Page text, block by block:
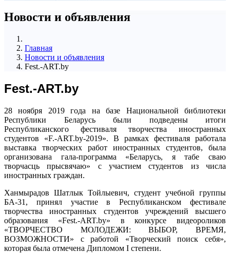
Новости и объявления
Главная
Новости и объявления
Fеst.-ART.bу
Fеst.-ART.bу
28 ноября 2019 года на базе Национальной библиотеки
Республики Беларусь были подведены итоги
Республиканского фестиваля творчества иностранных
студентов «F.-ART.by-2019». В рамках фестиваля работала
выставка творческих работ иностранных студентов, была
организована гала-программа «Беларусь, я табе сваю
творчасць прысвячаю» с участием студентов из числа
иностранных граждан.
Ханмырадов Шатлык Тойлыевич, студент учебной группы
БА-31, принял участие в Республиканском фестивале
творчества иностранных студентов учреждений высшего
образования «Fеst.-ART.bу» в конкурсе видеороликов
«ТВОРЧЕСТВО МОЛОДЕЖИ: ВЫБОР, ВРЕМЯ,
ВОЗМОЖНОСТИ» с работой «Творческий поиск себя»,
которая была отмечена Дипломом I степени.